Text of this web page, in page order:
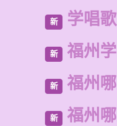
新 学唱
新 福州
新 福州
新 福州